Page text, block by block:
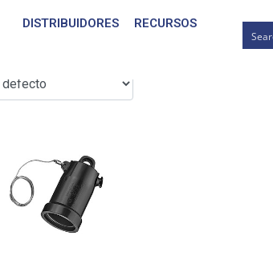
DISTRIBUIDORES
RECURSOS